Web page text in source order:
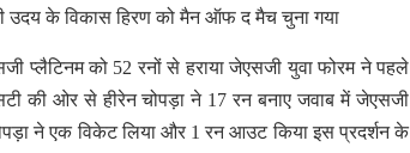
उदय के विकास हिरण को मैन ऑफ द मैच चुना गया
प्लैटिनम को 52 रनों से हराया जेएसजी युवा फोरम ने पहले
की ओर से हीरेन चोपड़ा ने 17 रन बनाए जवाब में जेएसजी
ने एक विकेट लिया और 1 रन आउट किया इस प्रदर्शन के